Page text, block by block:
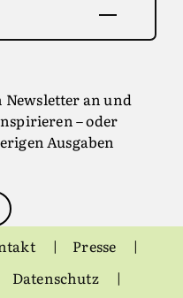
Newsletter an und
– oder
Ausgaben
Presse
Datenschutz